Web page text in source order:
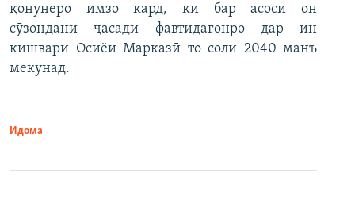
қонунеро имзо кард, ки бар асоси он
сӯзондани ҷасади фавтидагонро дар ин
кишвари Осиёи Марказӣ то соли 2040 манъ
мекунад.
Идома